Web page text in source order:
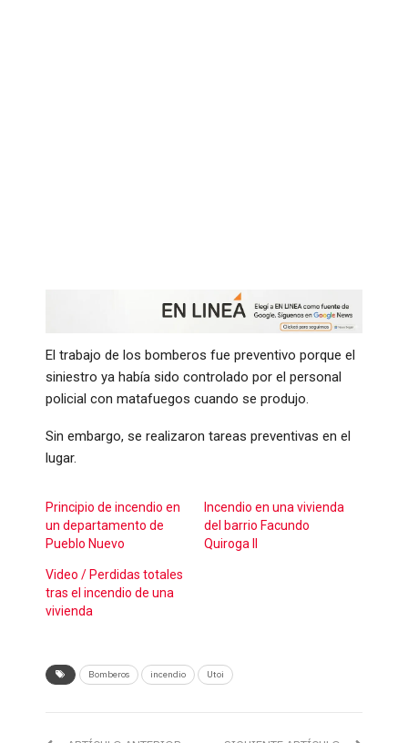
El trabajo de los bomberos fue preventivo porque el
siniestro ya había sido controlado por el personal
policial con matafuegos cuando se produjo.
Sin embargo, se realizaron tareas preventivas en el
lugar.
Principio de incendio en
un departamento de
Pueblo Nuevo
Incendio en una vivienda
del barrio Facundo
Quiroga II
Video / Perdidas totales
tras el incendio de una
vivienda
Bomberos incendio Utoi